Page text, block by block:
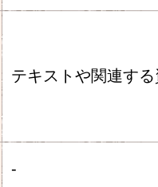
テキストや関連す
-